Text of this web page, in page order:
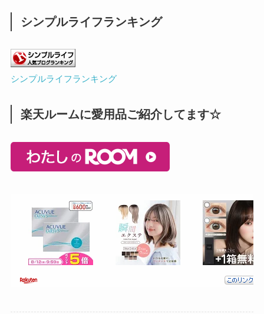
シンプルライフランキング
シンプルライフランキング
楽天ルームに愛用品ご紹介してます☆